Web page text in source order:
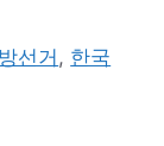
선거 , 한국